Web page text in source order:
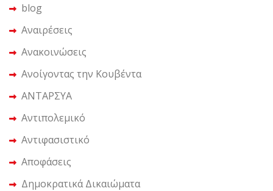
blog
Αναιρέσεις
Ανακοινώσεις
Ανοίγοντας την Κουβέντα
ΑΝΤΑΡΣΥΑ
Αντιπολεμικό
Αντιφασιστικό
Αποφάσεις
Δημοκρατικά Δικαιώματα